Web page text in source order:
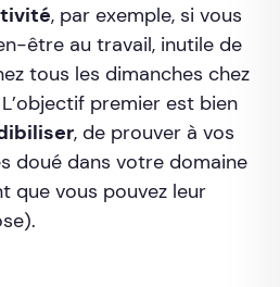
, par exemple, si vous
être au travail, inutile de
tous les dimanches chez
premier est bien
, de prouver à vos
doué dans votre domaine
que vous pouvez leur